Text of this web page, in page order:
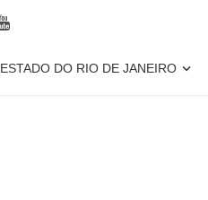
ESTADO DO RIO DE JANEIRO